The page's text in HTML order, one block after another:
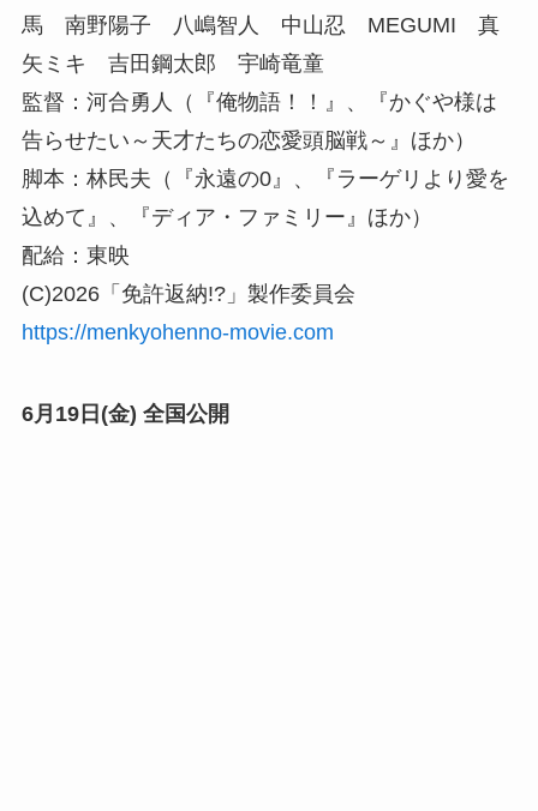
⾺ 南野陽⼦ ⼋嶋智⼈ 中⼭忍 MEGUMI 真
⽮ミキ 吉⽥鋼太郎 宇崎⻯童
監督：河合勇人（『俺物語！！』、『かぐや様は
告らせたい～天才たちの恋愛頭脳戦～』ほか）
脚本：林民夫（『永遠の0』、『ラーゲリより愛を
込めて』、『ディア・ファミリー』ほか）
配給：東映
(C)2026「免許返納!?」製作委員会
https://menkyohenno-movie.com
6月19日(金) 全国公開